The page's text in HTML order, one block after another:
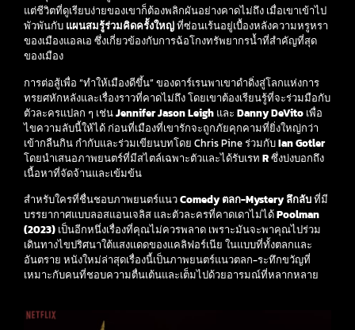
แต่ชีวิตที่ดูเรียบง่ายของเขาก็ต้องพลิกผันอย่างคาดไม่ถึง เมื่อเขาเข้าไป
พัวพันกับ แผนสมรู้ร่วมคิดครั้งใหญ่ที่ซ่อนเร้นอยู่เบื้องหลังความหรูหรา
ของเมืองแอลเอ ซึ่งเกี่ยวข้องกับการฉ้อโกงทรัพยากรน้ำที่สำคัญที่สุด
ของเมือง
การต่อสู้เพื่อ “ทำให้เมืองดีขึ้น” ของดาร์เรนพาเขาดำดิ่งสู่โลกแห่งการ
ทรยศหักหลังและเรื่องราวที่คาดไม่ถึง โดยเขาต้องเรียนรู้ที่จะร่วมมือกับ
ตัวละครแปลก ๆ เช่นJennifer Jason Leigh และ Danny DeVito เพื่อ
ไขความลับนี้ให้ได้ ก่อนที่เมืองที่เขารักจะถูกภัยคุกคามที่ยิ่งใหญ่กว่า
เข้ากลืนกิน กำกับและร่วมเขียนบทโดย Chris Pine ร่วมกับIan Gotler
โดยนำเสนอภาพยนตร์ที่มีสไตล์เฉพาะตัวและได้รับเรท Rซึ่งบ่งบอกถึง
เนื้อหาที่จัดจ้านและเข้มข้น
สำหรับใครที่ชื่นชอบภาพยนตร์แนวComedy ตลก-Mystery ลึกลับที่มี
บรรยากาศแบบลอสแอนเจลิส และตัวละครที่คาดเดาไม่ได้Poolman
(2023) เป็นอีกหนึ่งเรื่องที่คุณไม่ควรพลาด เพราะมันจะพาคุณไปร่วม
เดินทางไขปริศนาใต้แสงแดดของแคลิฟอร์เนีย ในแบบที่ทั้งตลกและ
อันตราย หนังใหม่ล่าสุดเรื่องนี้เป็นภาพยนตร์แนวตลก-ระทึกขวัญที่
เหมาะกับคนที่ชอบความตื่นเต้นและเต็มไปด้วยอารมณ์ที่หลากหลาย